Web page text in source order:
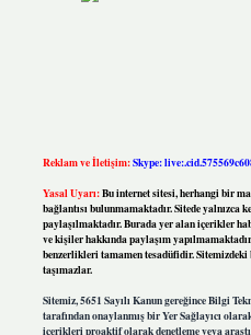
Reklam ve İletişim:Skype:
Yasal Uyarı:Bu internet sitesi, herhangi bir
bağlantısı bulunmamaktadır. Sitede yalnızca
paylaşılmaktadır. Burada yer alan içerikler
ve kişiler hakkında paylaşım
benzerlikleri tamamen tesadüfidir.
taşımazlar.
Sitemiz, 5651 Sayılı Kanun gereğince Bilgi
tarafından onaylanmış bir Yer Sağlayıcı
içerikleri proaktif olarak denetleme veya